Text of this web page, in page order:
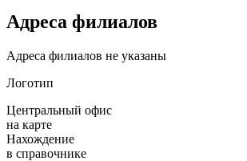
Адреса филиалов
Адреса филиалов не указаны
Логотип
Центральный офис
на карте
Нахождение
в справочнике